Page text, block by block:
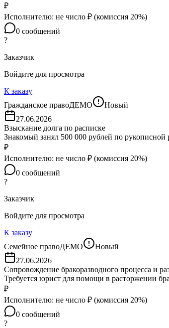
₽
Исполнителю: не число ₽ (комиссия 20%)
0 сообщений
?
Заказчик
Войдите для просмотра
К заказу
Гражданское правоДЕМО
Новый
27.06.2026
Взыскание долга по расписке
Знакомый занял 500 000 рублей по рукописной
₽
Исполнителю: не число ₽ (комиссия 20%)
0 сообщений
?
Заказчик
Войдите для просмотра
К заказу
Семейное правоДЕМО
Новый
27.06.2026
Сопровождение бракоразводного процесса и
Требуется юрист для помощи в расторжении
₽
Исполнителю: не число ₽ (комиссия 20%)
0 сообщений
?